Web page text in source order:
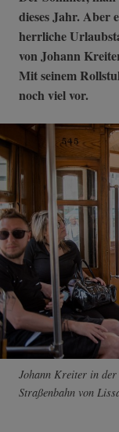
dieses Jahr. Aber
herrliche
von Johann
Mit seinem
noch viel vor.
Johann Kreiter in
Straßenbahn von